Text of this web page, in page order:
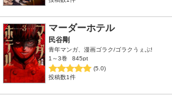
マーダーホテル
民谷剛
青年マンガ、漫画ゴラク/ゴラクうぇぶ!
1～3巻
845pt
(5.0)
投稿数1件